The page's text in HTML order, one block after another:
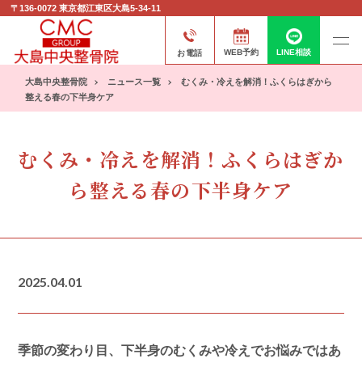
〒136-0072 東京都江東区大島5-34-11
お電話 WEB予約 LINE相談
大島中央整骨院 ニュース一覧
むくみ・冷えを解消！ふくらはぎから
整える春の下半身ケア
むくみ・冷えを解消！ふくらはぎか
ら整える春の下半身ケア
2025.04.01
季節の変わり目、下半身のむくみや冷えでお悩みではあ